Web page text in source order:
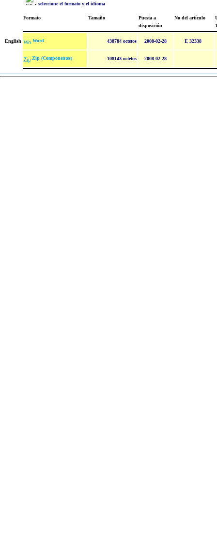
seleccione el formato y el idioma
Formato Tamaño
Puesta a
disposición
No del artículo
English Word 438784 octetos 2008-02-28 E 32338
Zip (Componentes) 108143 octetos 2008-02-28